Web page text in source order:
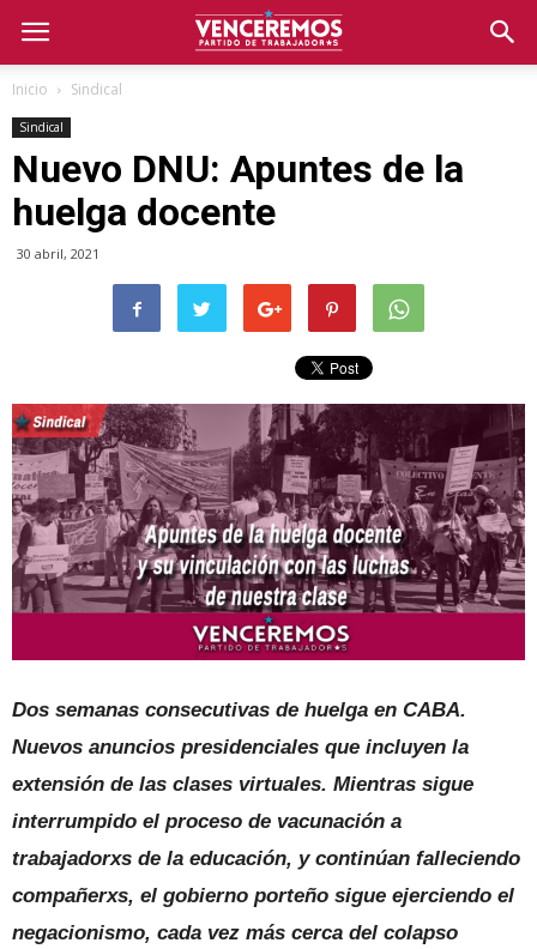
Inicio Sindical
Sindical
Nuevo DNU: Apuntes de la
huelga docente
30 abril, 2021
Dos semanas consecutivas de huelga en CABA.
Nuevos anuncios presidenciales que incluyen la
extensión de las clases virtuales. Mientras sigue
interrumpido el proceso de vacunación a
trabajadorxs de la educación, y continúan falleciendo
compañerxs, el gobierno porteño sigue ejerciendo el
negacionismo, cada vez más cerca del colapso